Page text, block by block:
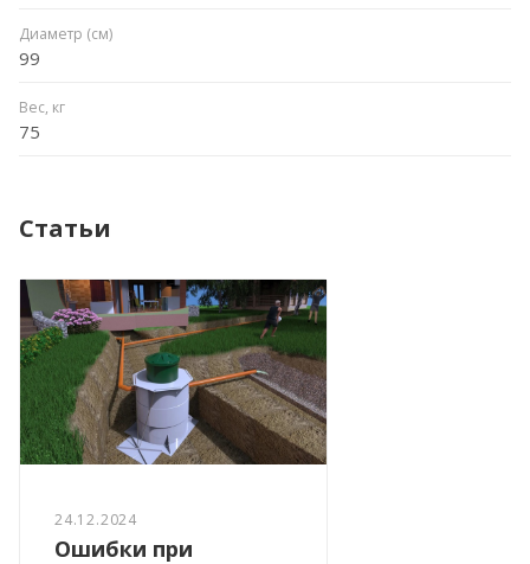
Диаметр (см)
99
Вес, кг
75
Статьи
24.12.2024
Ошибки при